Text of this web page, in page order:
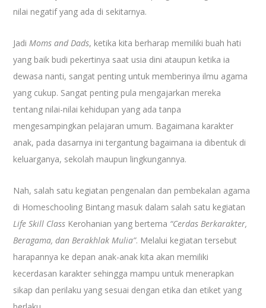
nilai negatif yang ada di sekitarnya.
Jadi Moms and Dads, ketika kita berharap memiliki buah hati
yang baik budi pekertinya saat usia dini ataupun ketika ia
dewasa nanti, sangat penting untuk memberinya ilmu agama
yang cukup. Sangat penting pula mengajarkan mereka
tentang nilai-nilai kehidupan yang ada tanpa
mengesampingkan pelajaran umum. Bagaimana karakter
anak, pada dasarnya ini tergantung bagaimana ia dibentuk di
keluarganya, sekolah maupun lingkungannya.
Nah, salah satu kegiatan pengenalan dan pembekalan agama
di Homeschooling Bintang masuk dalam salah satu kegiatan
Life Skill Class Kerohanian yang bertema “Cerdas Berkarakter,
Beragama, dan Berakhlak Mulia”. Melalui kegiatan tersebut
harapannya ke depan anak-anak kita akan memiliki
kecerdasan karakter sehingga mampu untuk menerapkan
sikap dan perilaku yang sesuai dengan etika dan etiket yang